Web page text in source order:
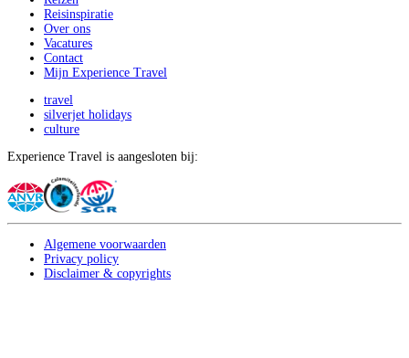
Reisinspiratie
Over ons
Vacatures
Contact
Mijn Experience Travel
travel
silverjet holidays
culture
Experience Travel is aangesloten bij:
Algemene voorwaarden
Privacy policy
Disclaimer & copyrights